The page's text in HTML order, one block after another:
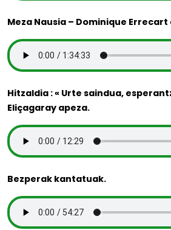
Meza Nausia – Dominique
Hitzaldia : « Urte saindua,
Eliçagaray apeza.
Bezperak kantatuak.